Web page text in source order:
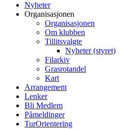
Nyheter
Organisasjonen
Organisasjonen
Om klubben
Tillitsvalgte
Nyheter (styret)
Filarkiv
Grasrotandel
Kart
Arrangement
Lenker
Bli Medlem
Påmeldinger
TurOrientering